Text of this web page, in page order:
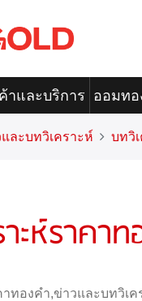
าและบริการ ออมทอ
ละบทวิเคราะห์ บทวิ
ะห์ราคา
าทองคำ,ข่าวและบทวิเค